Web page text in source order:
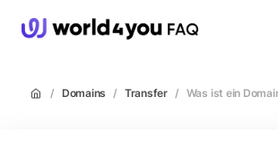
/ Domains / Transfer / Was ist ein